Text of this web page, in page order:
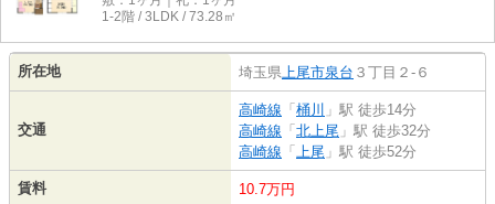
1-2階 / 3LDK / 73.28㎡
所在地 埼玉県上尾市泉台 ３丁目２-６
交通
高崎線 「 桶川 」駅 徒歩14分
高崎線 「 北上尾 」駅 徒歩32分
高崎線 「 上尾 」駅 徒歩52分
賃料 10.7万円